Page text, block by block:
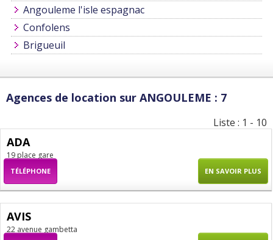
Angouleme l'isle espagnac
Confolens
Brigueuil
Agences de location sur ANGOULEME : 7
Liste : 1 - 10
ADA
19 place gare
TÉLÉPHONE EN SAVOIR PLUS
AVIS
22 avenue gambetta